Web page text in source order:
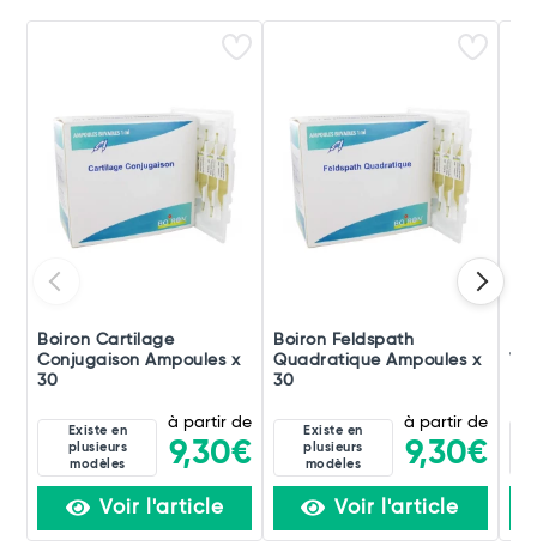
Boiron Cartilage
Conjugaison Ampoules x
30
Existe en
plusieurs
modèles
à partir de
9,30€
Voir l'article
Boiron Feldspath
Quadratique Ampoules x
30
Existe en
plusieurs
modèles
à partir de
9,30€
Voir l'article